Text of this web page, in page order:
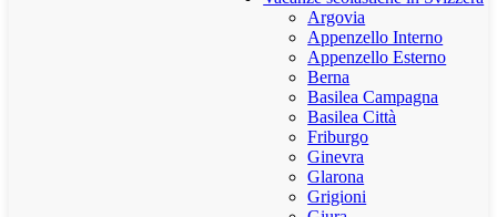
Argovia
Appenzello Interno
Appenzello Esterno
Berna
Basilea Campagna
Basilea Città
Friburgo
Ginevra
Glarona
Grigioni